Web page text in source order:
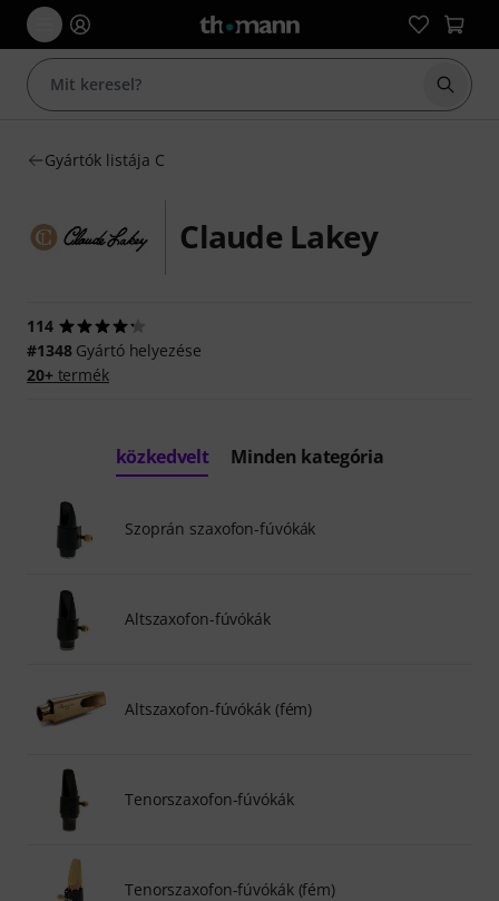
Gyártók listája C
Claude Lakey
114
#1348Gyártó helyezése
20+termék
közkedvelt Minden kategória
Szoprán szaxofon-fúvókák
Altszaxofon-fúvókák
Altszaxofon-fúvókák (fém)
Tenorszaxofon-fúvókák
Tenorszaxofon-fúvókák (fém)